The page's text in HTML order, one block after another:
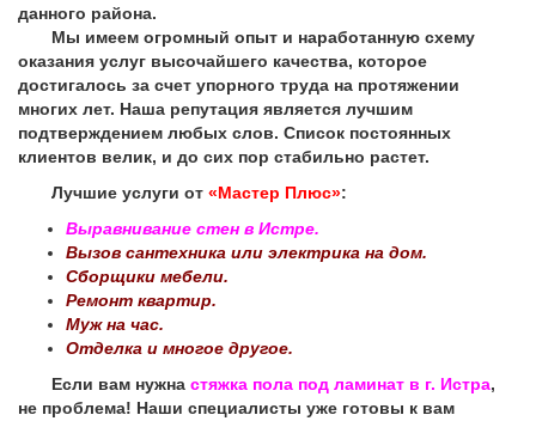
данного района.
Мы имеем огромный опыт и наработанную схему
оказания услуг высочайшего качества, которое
достигалось за счет упорного труда на протяжении
многих лет. Наша репутация является лучшим
подтверждением любых слов. Список постоянных
клиентов велик, и до сих пор стабильно растет.
Лучшие услуги от «Мастер Плюс»:
Выравнивание стен в Истре.
Вызов сантехника или электрика на дом.
Сборщики мебели.
Ремонт квартир.
Муж на час.
Отделка и многое другое.
Если вам нужна стяжка пола под ламинат в г. Истра,
не проблема! Наши специалисты уже готовы к вам